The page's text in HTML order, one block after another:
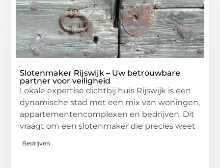
Slotenmaker Rijswijk – Uw betrouwbare
partner voor veiligheid
Lokale expertise dichtbij huis Rijswijk is een
dynamische stad met een mix van woningen,
appartementencomplexen en bedrijven. Dit
vraagt om een slotenmaker die precies weet
Bedrijven